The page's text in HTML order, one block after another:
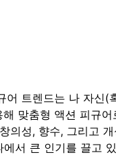
어 트렌드는 나 자신(
맞춤형 액션 피규어
의성, 향수, 그리고
서 큰 인기를 끌고